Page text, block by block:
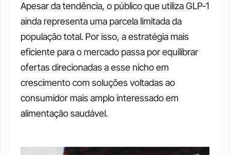
Apesar da tendência, o público que utiliza GLP-1
ainda representa uma parcela limitada da
população total. Por isso, a estratégia mais
eficiente para o mercado passa por equilibrar
ofertas direcionadas a esse nicho em
crescimento com soluções voltadas ao
consumidor mais amplo interessado em
alimentação saudável.